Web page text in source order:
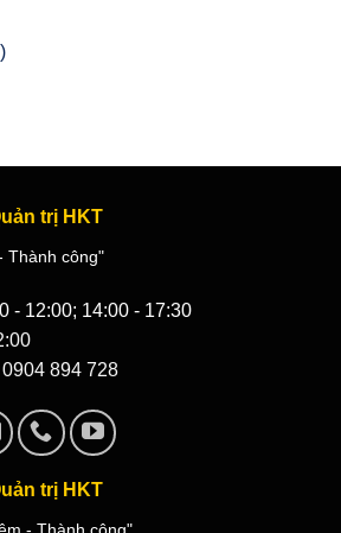
trị HKT
Thành công"
- 12:00; 14:00 - 17:30
0904 894 728
trị HKT